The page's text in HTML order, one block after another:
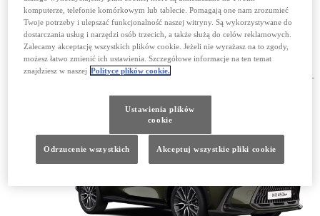
POBIERZ CENNIK UX 2025(Opens in new window)
POBIERZ CENNIK UX 2026(Opens in new window)
NX
komputerze, telefonie komórkowym lub tablecie. Pomagają one nam zrozumieć
Twoje potrzeby i ulepszać funkcjonalność naszej witryny. Są wykorzystywane do
dostarczania usług i narzędzi osób trzecich, a także służą do celów reklamowych.
Zalecamy akceptację wszystkich plików cookie. Jeżeli nie wyrażasz na to zgody,
możesz łatwo zmienić ich ustawienia. Szczegółowe informacje na ten temat
znajdziesz w naszej Polityce plików cookie.
Ustawienia plików
cookie
Odrzucenie wszystkich Akceptuj wszystkie pliki cookie